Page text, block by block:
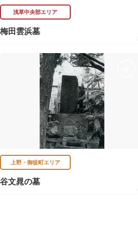
浅草中央部エリア
梅田雲浜墓
上野・御徒町エリア
谷文晁の墓